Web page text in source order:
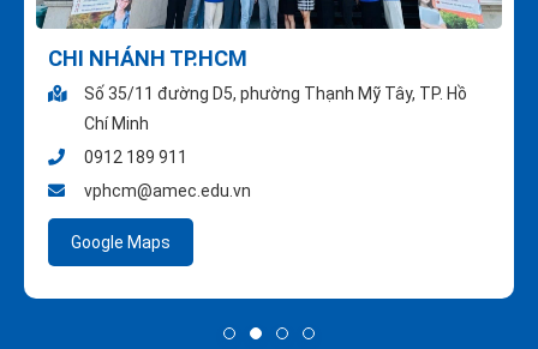
CHI NHÁNH TP.HCM
Số 35/11 đường D5, phường Thạnh Mỹ Tây, TP. Hồ
Chí Minh
0912 189 911
vphcm@amec.edu.vn
Google Maps